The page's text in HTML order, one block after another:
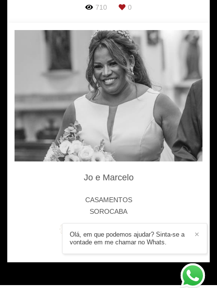
710 0
Jo e Marcelo
CASAMENTOS
SOROCABA
1063 0
✕
Olá, em que podemos ajudar? Sinta-se a
vontade em me chamar no Whats.